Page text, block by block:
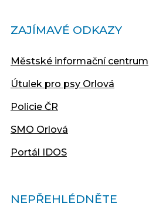
ZAJÍMAVÉ ODKAZY
Městské informační centrum
Útulek pro psy Orlová
Policie ČR
SMO Orlová
Portál IDOS
NEPŘEHLÉDNĚTE